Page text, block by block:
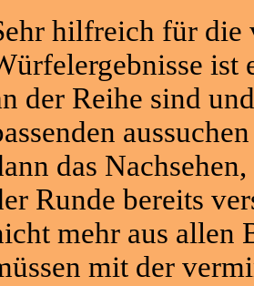
hilfreich für die
ist
der Reihe sind
das
Runde bereits
mehr aus allen
mit der